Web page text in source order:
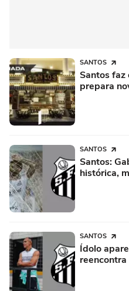
SANTOS
Santos faz
prepara
SANTOS
Santos:
histórica,
SANTOS
Ídolo